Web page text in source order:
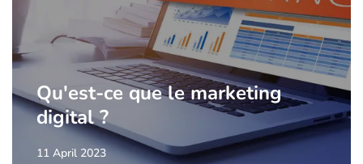
Qu'est-ce que le marketing
digital ?
11 April 2023